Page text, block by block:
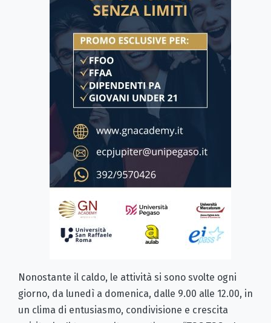
Nonostante il caldo, le attività si sono svolte ogni
giorno, da lunedì a domenica, dalle 9.00 alle 12.00, in
un clima di entusiasmo, condivisione e crescita